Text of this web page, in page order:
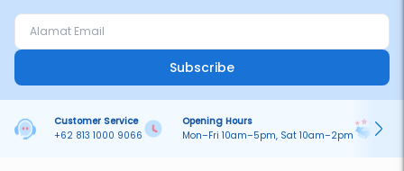
Subscribe
Customer Service
+62 813 1000 9066
Opening Hours
Mon–Fri 10am–5pm, Sat 10am–2pm